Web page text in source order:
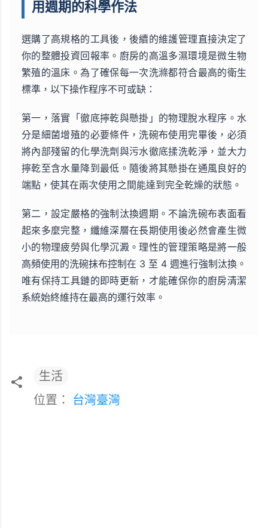
用週期的科學作法
選購了高規格的工具後，後續的維護管理直接決定了
你的整體投資回報率。廚房的高溫多濕環境是微生物
繁殖的溫床。為了確保每一次洗滌都符合最高的衛生
標準，以下操作程序不可或缺：
第一，落實「徹底擰乾與懸掛」的物理脫水程序。水
分是細菌增殖的必要條件，洗碗布使用完畢後，必須
將內部殘留的化學洗劑與污水徹底揉洗乾淨，並大力
擰乾至含水量降到最低。隨後將其懸掛在通風良好的
端點，使其在兩次使用之間能達到完全乾燥的狀態。
第二，設定嚴格的強制汰換週期。不論洗碗布表面看
起來多麼完整，纖維深層在長期使用後必然會產生微
小的物理疲勞與化學沉澱。理性的管理策略是將一般
高頻使用的洗碗抹布控制在 3 至 4 週進行強制汰換。
唯有保持工具鏈的即時更新，才能確保你的廚房清潔
系統始終維持在最高的運行效率。
生活
位置： 台灣臺灣